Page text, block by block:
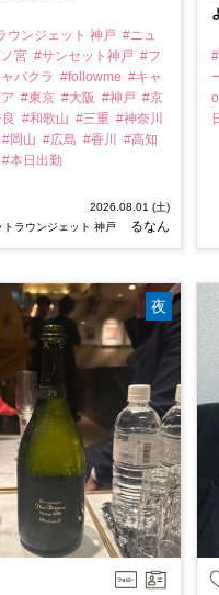
ウンジェット 神戸 #ニュ
宮 #サンセット神戸 #フ
バクラ #followme #キャ
#東京 #大阪 #神戸 #京
#和歌山 #三重 #神奈川
#岡山 #広島 #香川
#高知
#本日出勤
2026.08.01 (土)
トラウンジェット 神戸
るなん
夜